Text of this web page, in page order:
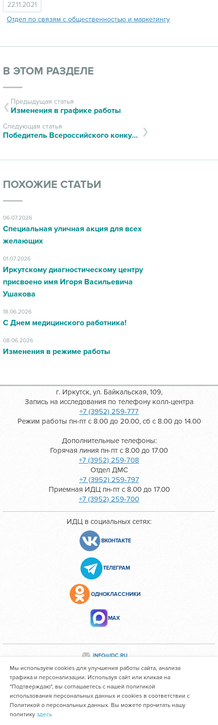
22.11.2021
Отдел по связям с общественностью и маркетингу
В ЭТОМ РАЗДЕЛЕ
Предыдущая статья
Изменения в графике работы
Следующая статья
Победитель Всероссийского конкурса «100 лучших товаров России»
ПОХОЖИЕ СТАТЬИ
06.07.2026
Специальная уличная акция для всех
желающих
01.07.2026
Иркутскому диагностическому центру
присвоено имя Игоря Васильевича
Ушакова
18.06.2026
С Днем медицинского работника!
08.06.2026
Изменения в режиме работы
г. Иркутск, ул. Байкальская, 109,
Запись на исследования по телефону колл-центра
+7 (3952) 259-777
Режим работы пн-пт с 8.00 до 20.00, сб с 8.00 до 14.00
Дополнительные телефоны:
Горячая линия пн-пт с 8.00 до 17.00
+7 (3952) 259-708
Отдел ДМС
+7 (3952) 259-797
Приемная ИДЦ пн-пт с 8.00 до 17.00
+7 (3952) 259-700
ИДЦ в социальных сетях:
ВКОНТАКТЕ
ТЕЛЕГРАМ
ОДНОКЛАССНИКИ
МАХ
INFO@IDC.RU
Все персональные данные сотрудников размещены с их
согласия
Областное государственное автономное учреждение
Мы используем cookies для улучшения работы сайта, анализа
трафика и персонализации. Используя сайт или кликая на
"Подтверждаю", вы соглашаетесь с нашей политикой
использования персональных данных и cookies в соответствии с
Политикой о персональных данных. Вы можете прочитать нашу
политику здесь